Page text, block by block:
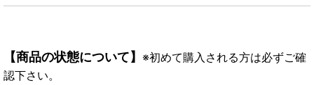
【商品の状態について】 ※初めて購入される方は必ずご確
認下さい。